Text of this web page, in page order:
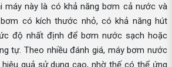
máy này là có khả năng bơm cả nước và
bơm có kích thước nhỏ, có khả năng hút
độ nhất định để bơm nước sạch hoặc
tự. Theo nhiều đánh giá, máy bơm nước
quả sử dụng cao, nhờ thế có thể ứng